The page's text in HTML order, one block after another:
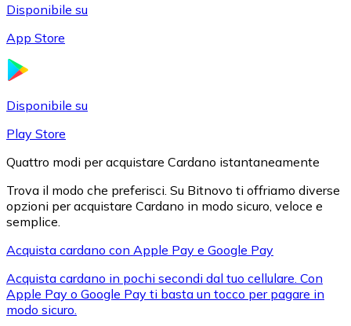
XRP
XRP
Disponibile su
App Store
Disponibile su
Play Store
Quattro modi per acquistare Cardano istantaneamente
Trova il modo che preferisci. Su Bitnovo ti offriamo diverse
opzioni per acquistare Cardano in modo sicuro, veloce e
semplice.
Acquista cardano con Apple Pay e Google Pay
Acquista cardano in pochi secondi dal tuo cellulare. Con
Apple Pay o Google Pay ti basta un tocco per pagare in
modo sicuro.